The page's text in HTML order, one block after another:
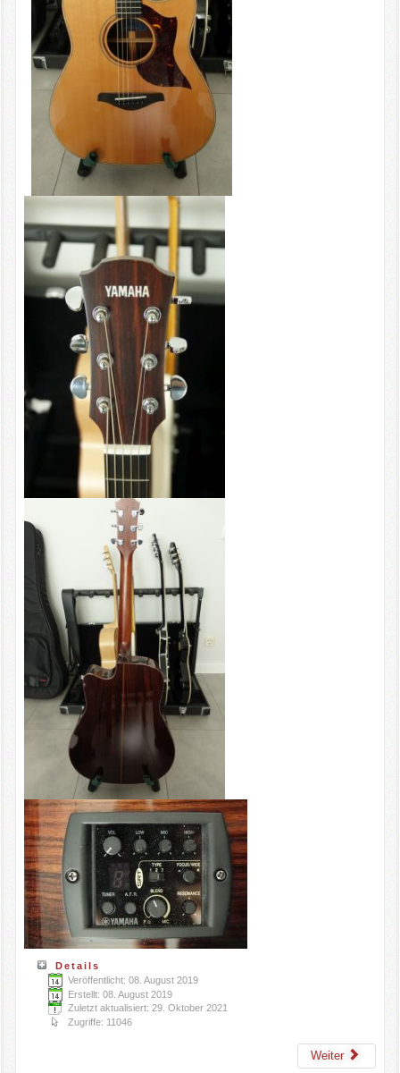
Details
Veröffentlicht: 08. August 2019
Erstellt: 08. August 2019
Zuletzt aktualisiert: 29. Oktober 2021
Zugriffe: 11046
Weiter